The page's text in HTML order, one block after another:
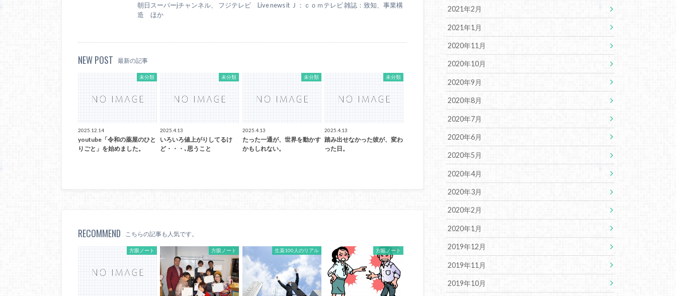
朝日スーパーjチャンネル、 フジテレビ Live news it Ｊ：ｃｏｍテレビ 雑誌：致知、事業構
造 ほか
NEW POST 最新の記事
未分類
2025.12.14
youtube「令和の薬屋のひと
りごと」を始めました。
未分類
2025.4.13
いろいろ値上がりしてるけ
ど・・・､思うこと
未分類
2025.4.13
たった一通が、世界を動かす
かもしれない。
未分類
2025.4.13
踏み出せなかった彼が、変わ
った日。
RECOMMEND こちらの記事も人気です。
方眼ノート 方眼ノート 生薬100人のリアル 方眼ノート
2021年2月
2021年1月
2020年11月
2020年10月
2020年9月
2020年8月
2020年7月
2020年6月
2020年5月
2020年4月
2020年3月
2020年2月
2020年1月
2019年12月
2019年11月
2019年10月